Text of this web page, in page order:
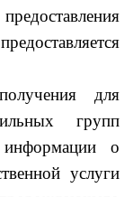
для
групп
о
услуги